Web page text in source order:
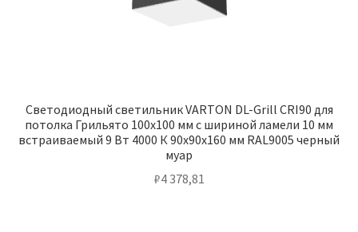
Светодиодный светильник VARTON DL-Grill CRI90 для
потолка Грильято 100х100 мм с шириной ламели 10 мм
встраиваемый 9 Вт 4000 К 90х90х160 мм RAL9005 черный
муар
₽4 378,81